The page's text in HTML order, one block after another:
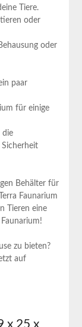
Tiere.
oder
oder
paar
für einige
die
Behälter für
Faunarium
​Tieren‍ eine
zu bieten?
auf
x 25 x